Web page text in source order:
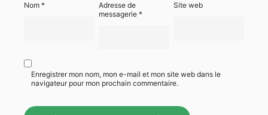
Nom *
Adresse de
messagerie*
Site web
Enregistrer mon nom, mon e-mail et mon site web dans le
navigateur pour mon prochain commentaire.